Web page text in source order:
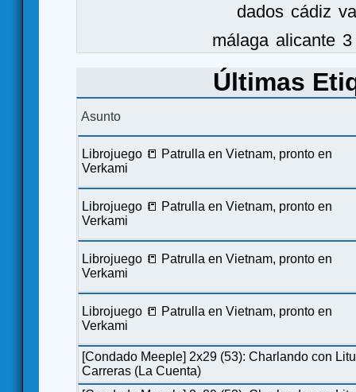
dados cádiz
málaga alicante
Últimas
Asunto
Librojuego 📒 Patrulla en Vietnam, pronto en
Verkami
Librojuego 📒 Patrulla en Vietnam, pronto en
Verkami
Librojuego 📒 Patrulla en Vietnam, pronto en
Verkami
Librojuego 📒 Patrulla en Vietnam, pronto en
Verkami
[Condado Meeple] 2x29 (53): Charlando con
Carreras (La Cuenta)